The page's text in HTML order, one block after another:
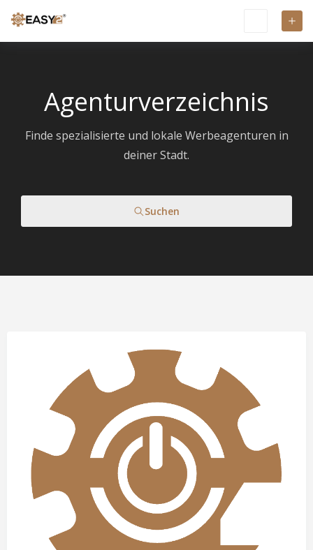
Agenturverzeichnis
Finde spezialisierte und lokale Werbeagenturen in
deiner Stadt.
Suchen